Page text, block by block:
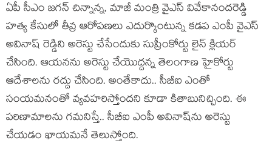
ఏపీ సీఎం జ‌గ‌న్ చిన్నాన్న‌, మాజీ మంత్రి వైఎస్ వివేకానంద‌రెడ్డి
హ‌త్య కేసులో తీవ్ర ఆరోప‌ణ‌లు ఎదుర్కొంటున్న క‌డ‌ప ఎంపీ వైఎస్
అవినాష్ రెడ్డిని అరెస్టు చేసేందుకు సుప్రీంకోర్టు లైన్ క్లియ‌ర్
చేసింది. ఆయ‌న‌ను అరెస్టు చేయొద్ద‌న్న తెలంగాణ హైకోర్టు
ఆదేశాల‌ను ర‌ద్దు చేసింది. అంతేకాదు.. సీబీఐ ఎంతో
సంయ‌మ‌నంతో వ్య‌వ‌హ‌రిస్తోంద‌ని కూడా కితాబునిచ్చింది. ఈ
ప‌రిణామాల‌ను గ‌మ‌నిస్తే.. సీబీఐ ఎంపీ అవినాష్‌ను అరెస్టు
చేయ‌డం ఖాయ‌మ‌నే తెలుస్తోంది.